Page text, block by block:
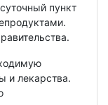
пункт
и лекарства.